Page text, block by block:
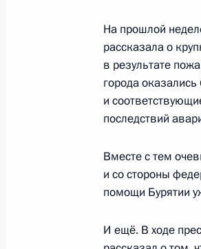
Совещание с
20 октября 2021
Пленарное
13 октября 2021
Участникам и
На прошлой
рассказала о
в результате
города
и
последствий
Вместе с тем
и со стороны
помощи Бурятии
И ещё. В ходе